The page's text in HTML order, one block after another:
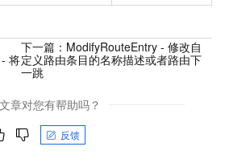
将
下一篇： ModifyRouteEntry - 修改自
定义路由条目的名称描述或者路由下
一跳
章对您有帮助吗？
反馈